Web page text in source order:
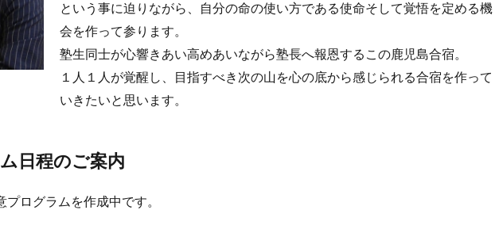
という事に迫りながら、自分の命の使い方である使命そして覚悟を定める機
会を作って参ります。
塾生同士が心響きあい高めあいながら塾長へ報恩するこの鹿児島合宿。
１人１人が覚醒し、目指すべき次の山を心の底から感じられる合宿を作って
いきたいと思います。
日程のご案内
ログラムを作成中です。